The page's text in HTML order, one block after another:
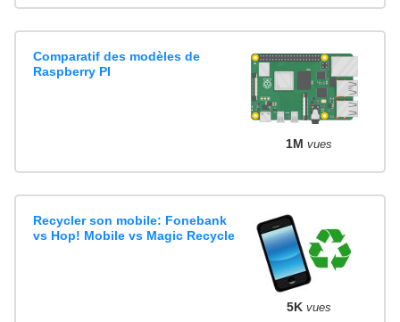
Comparatif des modèles de
Raspberry PI
1M vues
Recycler son mobile: Fonebank
vs Hop! Mobile vs Magic Recycle
5K vues